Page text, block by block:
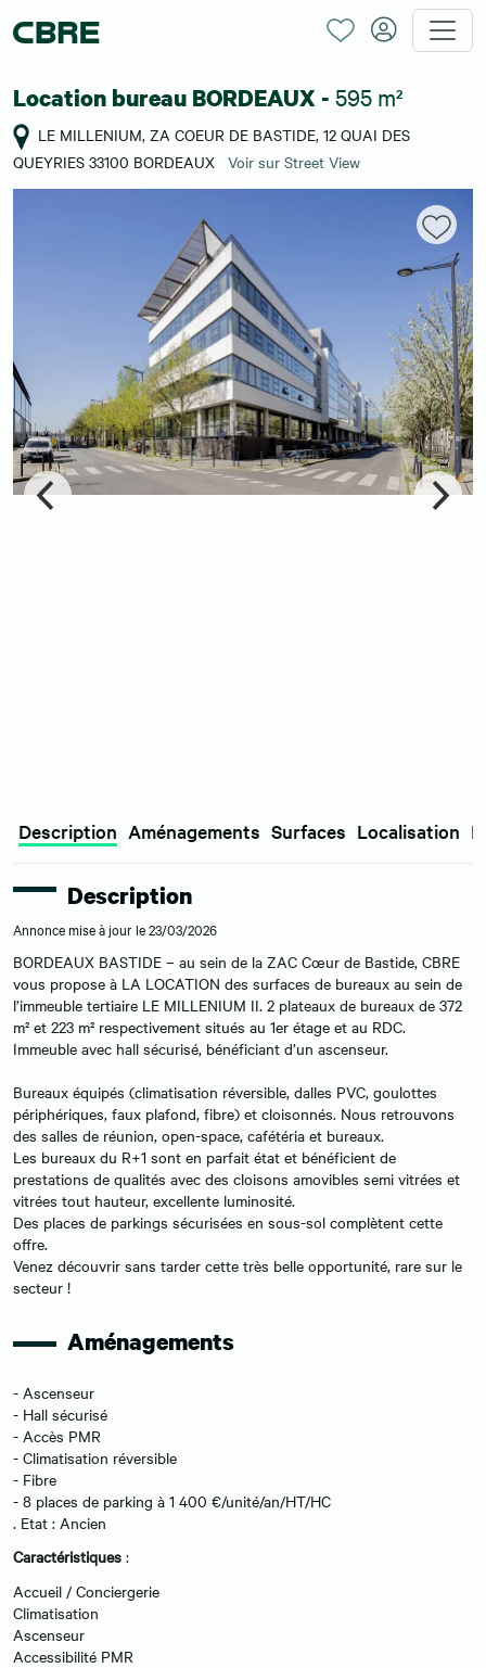
Location bureau BORDEAUX - 595 m²
LE MILLENIUM, ZA COEUR DE BASTIDE, 12 QUAI DES
QUEYRIES 33100 BORDEAUX Voir sur Street View
Description Aménagements Surfaces Localisation
Description
Annonce mise à jour le 23/03/2026
BORDEAUX BASTIDE – au sein de la ZAC Cœur de Bastide, CBRE
vous propose à LA LOCATION des surfaces de bureaux au sein de
l’immeuble tertiaire LE MILLENIUM II. 2 plateaux de bureaux de 372
m² et 223 m² respectivement situés au 1er étage et au RDC.
Immeuble avec hall sécurisé, bénéficiant d’un ascenseur.
Bureaux équipés (climatisation réversible, dalles PVC, goulottes
périphériques, faux plafond, fibre) et cloisonnés. Nous retrouvons
des salles de réunion, open-space, cafétéria et bureaux.
Les bureaux du R+1 sont en parfait état et bénéficient de
prestations de qualités avec des cloisons amovibles semi vitrées et
vitrées tout hauteur, excellente luminosité.
Des places de parkings sécurisées en sous-sol complètent cette
offre.
Venez découvrir sans tarder cette très belle opportunité, rare sur le
secteur !
Aménagements
- Ascenseur
- Hall sécurisé
- Accès PMR
- Climatisation réversible
- Fibre
- 8 places de parking à 1 400 €/unité/an/HT/HC
. Etat : Ancien
Caractéristiques :
Accueil / Conciergerie
Climatisation
Ascenseur
Accessibilité PMR